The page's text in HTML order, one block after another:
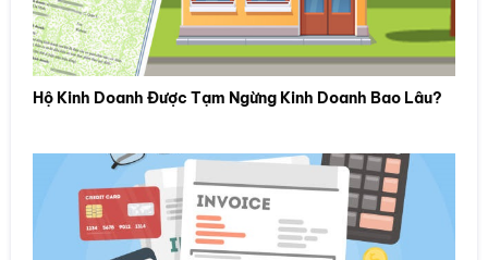
Hộ Kinh Doanh Được Tạm Ngừng Kinh Doanh Bao Lâu?